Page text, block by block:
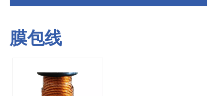
膜包线